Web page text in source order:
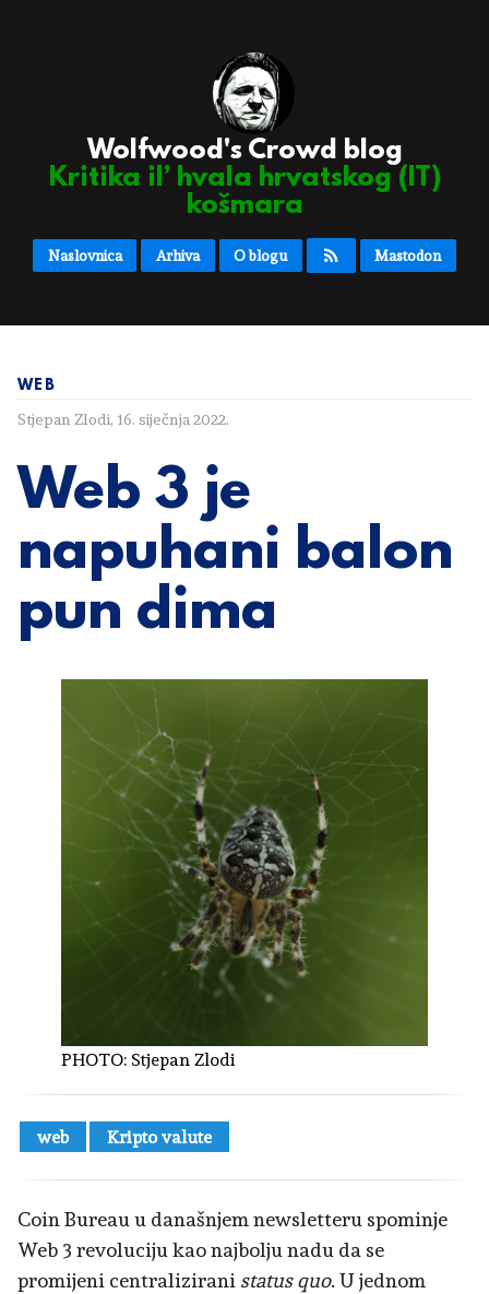
Wolfwood's Crowd blog
Kritika il’ hvala hrvatskog (IT)
košmara
Naslovnica Arhiva O blogu Mastodon
WEB
Stjepan Zlodi, 16. siječnja 2022.
Web 3 je
napuhani balon
pun dima
PHOTO: Stjepan Zlodi
web Kripto valute
Coin Bureau u današnjem newsletteru spominje
Web 3 revoluciju kao najbolju nadu da se
promijeni centralizirani status quo. U jednom